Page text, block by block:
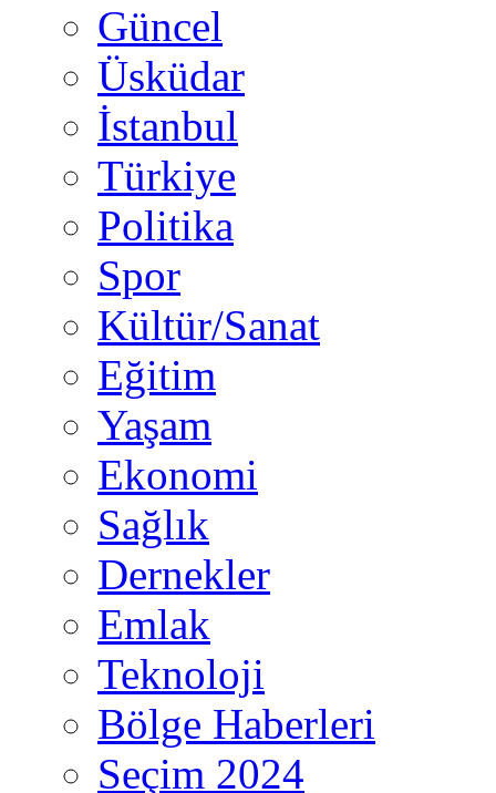
Güncel
Üsküdar
İstanbul
Türkiye
Politika
Spor
Kültür/Sanat
Eğitim
Yaşam
Ekonomi
Sağlık
Dernekler
Emlak
Teknoloji
Bölge Haberleri
Seçim 2024